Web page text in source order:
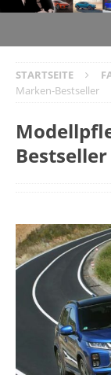
STARTSEITE
Marken-Bestseller
Bestseller